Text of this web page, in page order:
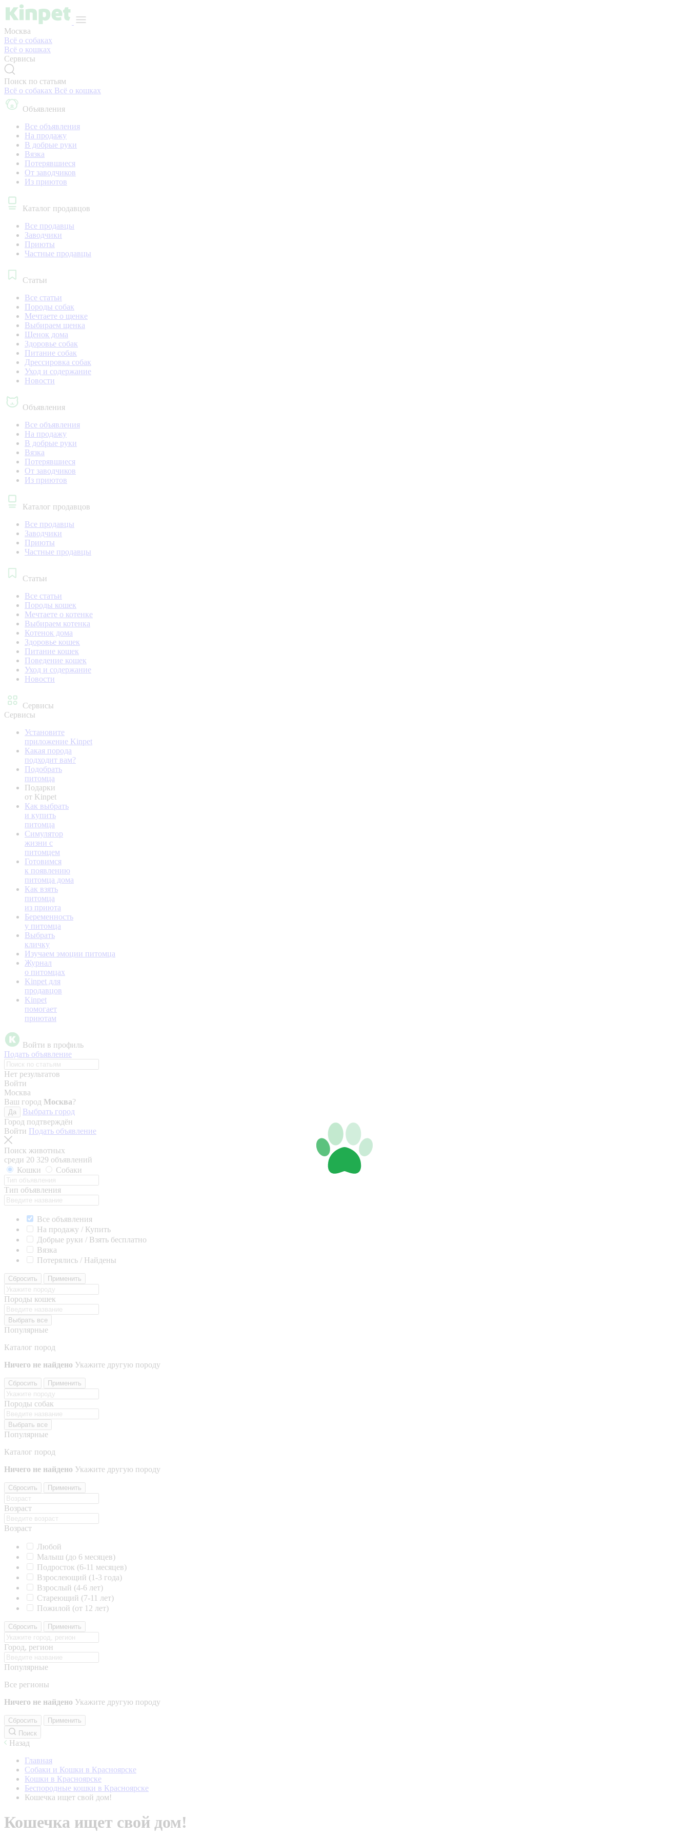
Москва
Всё о собаках
Всё о кошках
Сервисы
Поиск по статьям
Всё о собаках Всё о кошках
Объявления
Все объявления
На продажу
В добрые руки
Вязка
Потерявшиеся
От заводчиков
Из приютов
Каталог продавцов
Все продавцы
Заводчики
Приюты
Частные продавцы
Статьи
Все статьи
Породы собак
Мечтаете о щенке
Выбираем щенка
Щенок дома
Здоровье собак
Питание собак
Дрессировка собак
Уход и содержание
Новости
Объявления
Все объявления
На продажу
В добрые руки
Вязка
Потерявшиеся
От заводчиков
Из приютов
Каталог продавцов
Все продавцы
Заводчики
Приюты
Частные продавцы
Статьи
Все статьи
Породы кошек
Мечтаете о котенке
Выбираем котенка
Котенок дома
Здоровье кошек
Питание кошек
Поведение кошек
Уход и содержание
Новости
Сервисы
Сервисы
Установите
приложение Kinpet
Какая порода
подходит вам?
Подобрать
питомца
Подарки
от Kinpet
Как выбрать
и купить
питомца
Симулятор
жизни с
питомцем
Готовимся
к появлению
питомца дома
Как взять
питомца
из приюта
Беременность
у питомца
Выбрать
кличку
Изучаем эмоции питомца
Журнал
о питомцах
Kinpet для
продавцов
Kinpet
помогает
приютам
Войти в профиль
Подать объявление
Нет результатов
Войти
Москва
Ваш город Москва?
Да
Выбрать город
Город подтверждён
Войти Подать объявление
Поиск животных
среди 20 329 объявлений
Кошки
Собаки
Тип объявления
Все объявления
На продажу / Купить
Добрые руки / Взять бесплатно
Вязка
Потерялись / Найдены
Сбросить Применить
Породы кошек
Выбрать все
Популярные
Каталог пород
Ничего не найдено Укажите другую породу
Сбросить Применить
Породы собак
Выбрать все
Популярные
Каталог пород
Ничего не найдено Укажите другую породу
Сбросить Применить
Возраст
Возраст
Любой
Малыш (до 6 месяцев)
Подросток (6-11 месяцев)
Взрослеющий (1-3 года)
Взрослый (4-6 лет)
Стареющий (7-11 лет)
Пожилой (от 12 лет)
Сбросить Применить
Город, регион
Популярные
Все регионы
Ничего не найдено Укажите другую породу
Сбросить
Применить
Поиск
Назад
Главная
Собаки и Кошки в Красноярске
Кошки в Красноярске
Беспородные кошки в Красноярске
Кошечка ищет свой дом!
Кошечка ищет свой дом!